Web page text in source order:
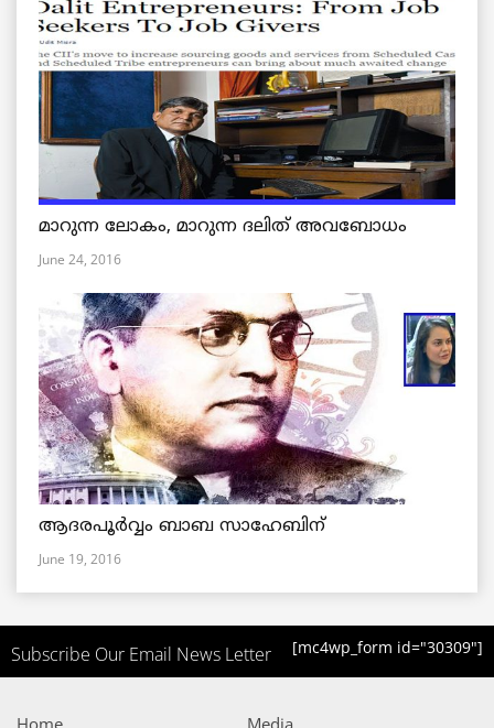
മാറുന്ന ലോകം, മാറുന്ന ദലിത് അവബോധം
June 24, 2016
ആദരപൂര്‍വ്വം ബാബ സാഹേബിന്
June 19, 2016
Subscribe Our Email News Letter [mc4wp_form id="30309"]
Home
Media